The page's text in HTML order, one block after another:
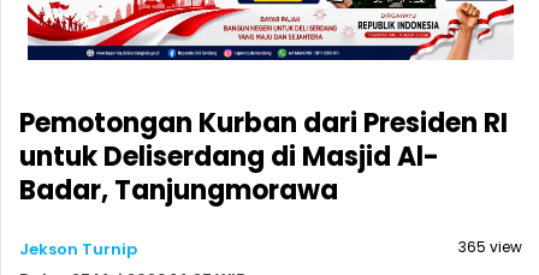
Pemotongan Kurban dari Presiden RI
untuk Deliserdang di Masjid Al-
Badar, Tanjungmorawa
Jekson Turnip
365 view